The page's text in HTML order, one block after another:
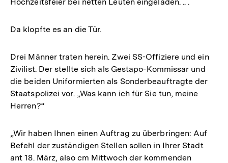
Da klopfte es an die Tür.
Drei Männer traten herein. Zwei SS-Offiziere und ein
Zivilist. Der stellte sich als Gestapo-Kommissar und
die beiden Uniformierten als Sonderbeauftragte der
Staatspolizei vor. „Was kann ich für Sie tun, meine
Herren?“
„Wir haben Ihnen einen Auftrag zu überbringen: Auf
Befehl der zuständigen Stellen sollen in Ihrer Stadt
ant 18. März, also cm Mittwoch der kommenden